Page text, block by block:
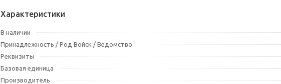
Характеристики
В наличии
Принадлежность / Род Войск / Ведомство
Реквизиты
Базовая единица
Производитель